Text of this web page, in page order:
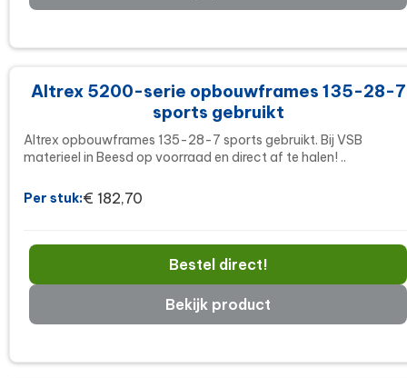
Altrex 5200-serie opbouwframes 135-28-7
sports gebruikt
Altrex opbouwframes 135-28-7 sports gebruikt. Bij VSB
materieel in Beesd op voorraad en direct af te halen! ..
Per stuk:€ 182,70
Bestel direct!
Bekijk product